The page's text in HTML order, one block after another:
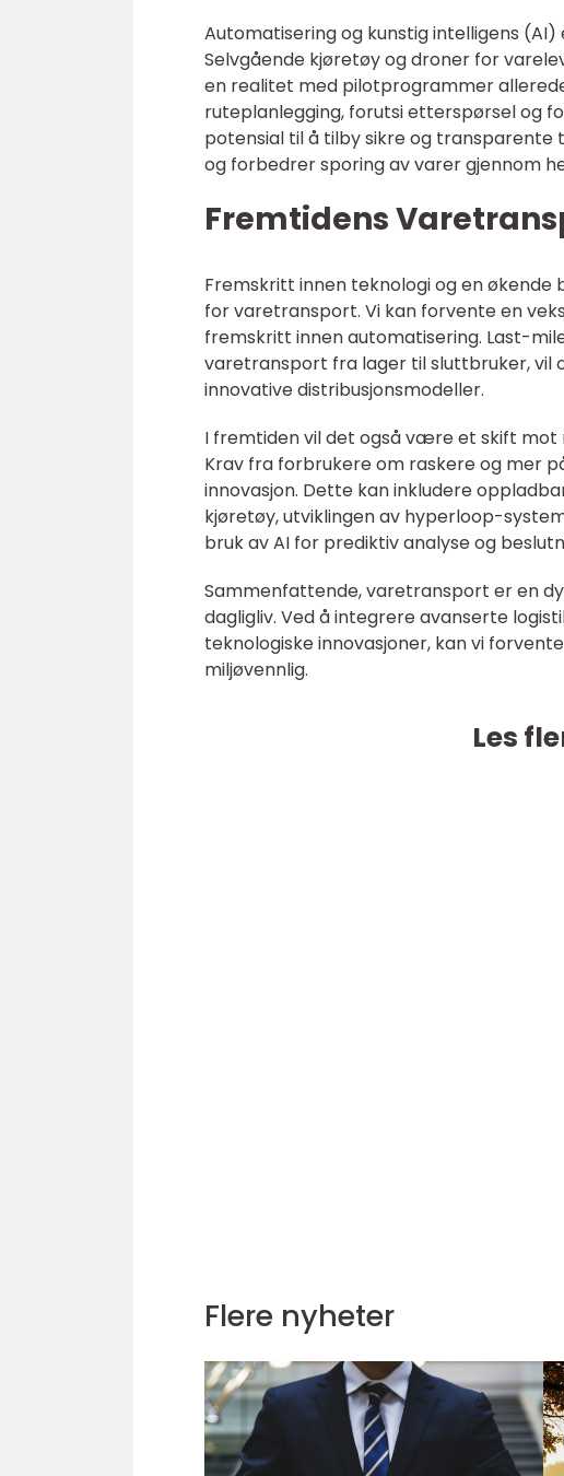
Automatisering og kunstig intelligens
Selvgående kjøretøy og droner for
en realitet med pilotprogrammer
ruteplanlegging, forutsi etterspørsel og
potensial til å tilby sikre og transparente
og forbedrer sporing av varer gjennom
Fremtidens
Fremskritt innen teknologi og en
for varetransport. Vi kan forvente en
fremskritt innen automatisering. Last-
varetransport fra lager til sluttbruker, vil
innovative distribusjonsmodeller.
I fremtiden vil det også være et skift mot
Krav fra forbrukere om raskere og mer
innovasjon. Dette kan inkludere
kjøretøy, utviklingen av hyperloop-
bruk av AI for prediktiv analyse og
Sammenfattende, varetransport er en
dagligliv. Ved å integrere avanserte
teknologiske innovasjoner, kan vi
miljøvennlig.
Les
Flere nyheter